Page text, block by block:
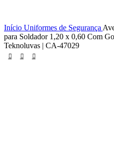
Início Uniformes de Segurança
para Soldador 1,20 x 0,60 Com
Teknoluvas | CA-47029